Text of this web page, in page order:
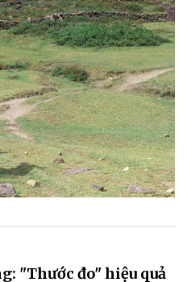
"Thước đo" hiệu quả